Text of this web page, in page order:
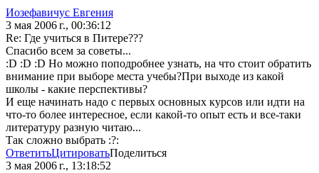
Иозефавичус Евгения
3 мая 2006 г., 00:36:12
Re: Где учиться в Питере???
Спасибо всем за советы...
:D :D :D Но можно поподробнее узнать, на что стоит обратить
внимание при выборе места учебы?При выходе из какой
школы - какие перспективы?
И еще начинать надо с первых основных курсов или идти на
что-то более интересное, если какой-то опыт есть и все-таки
литературу разную читаю...
Так сложно выбрать :?:
ОтветитьЦитироватьПоделиться
3 мая 2006 г., 13:18:52